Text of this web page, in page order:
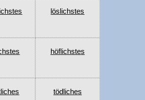
löslichstes
höflichstes
tödliches